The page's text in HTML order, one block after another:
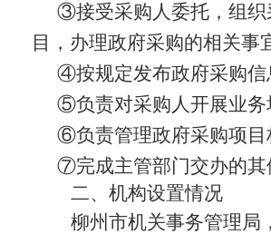
③接受采购人委托，组
目，办理政府采购的相关事
④按规定发布政府采购
⑤负责对采购人开展业务
⑥负责管理政府采购项
⑦完成主管部门交办的其
二、机构设置情况
柳州市机关事务管理局，